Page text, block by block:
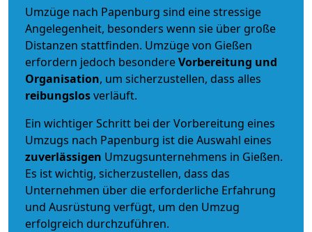
Umzüge nach Papenburg sind eine stressige
Angelegenheit, besonders wenn sie über große
Distanzen stattfinden. Umzüge von Gießen
erfordern jedoch besondereVorbereitung und
Organisation, um sicherzustellen, dass alles
reibungslosverläuft.
Ein wichtiger Schritt bei der Vorbereitung eines
Umzugs nach Papenburg ist die Auswahl eines
zuverlässigen Umzugsunternehmens in Gießen.
Es ist wichtig, sicherzustellen, dass das
Unternehmen über die erforderliche Erfahrung
und Ausrüstung verfügt, um den Umzug
erfolgreich durchzuführen.